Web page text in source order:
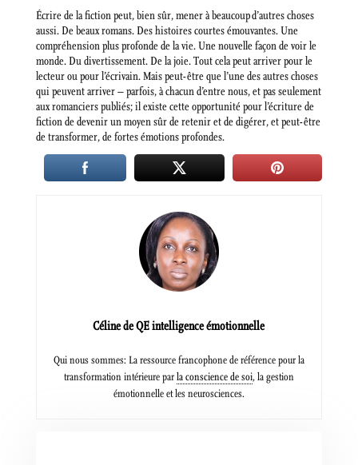
Écrire de la fiction peut, bien sûr, mener à beaucoup d’autres choses
aussi. De beaux romans. Des histoires courtes émouvantes. Une
compréhension plus profonde de la vie. Une nouvelle façon de voir le
monde. Du divertissement. De la joie. Tout cela peut arriver pour le
lecteur ou pour l’écrivain. Mais peut-être que l’une des autres choses
qui peuvent arriver – parfois, à chacun d’entre nous, et pas seulement
aux romanciers publiés; il existe cette opportunité pour l’écriture de
fiction de devenir un moyen sûr de retenir et de digérer, et peut-être
de transformer, de fortes émotions profondes.
Céline de QE intelligence émotionnelle
Qui nous sommes: La ressource francophone de référence pour la
transformation intérieure parla conscience de soi, la gestion
émotionnelle et les neurosciences.